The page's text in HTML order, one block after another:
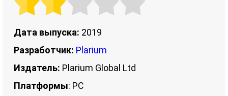
Дата выпуска: 2019
Разработчик: Plarium
Издатель: Plarium Global Ltd
Платформы: PC